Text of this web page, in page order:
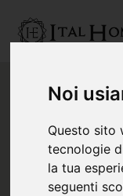
Noi
Questo sito
tecnologie
la tua
seguenti